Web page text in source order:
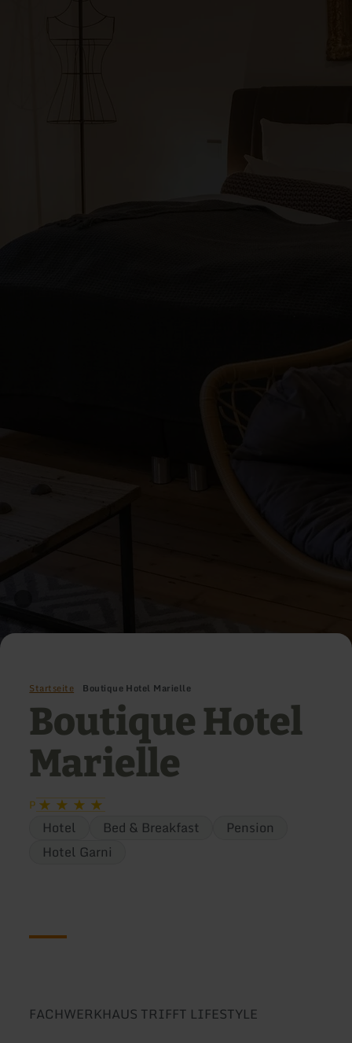
Startseite Boutique Hotel Marielle
Boutique Hotel
Marielle
P
Hotel Bed & Breakfast
Pension
Hotel Garni
FACHWERKHAUS TRIFFT LIFESTYLE